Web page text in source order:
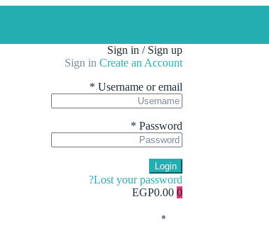
Sign in / Sign up
Sign in Create an Account
Username or email
*
Password
*
Login
Lost your password?
0
EGP0.00